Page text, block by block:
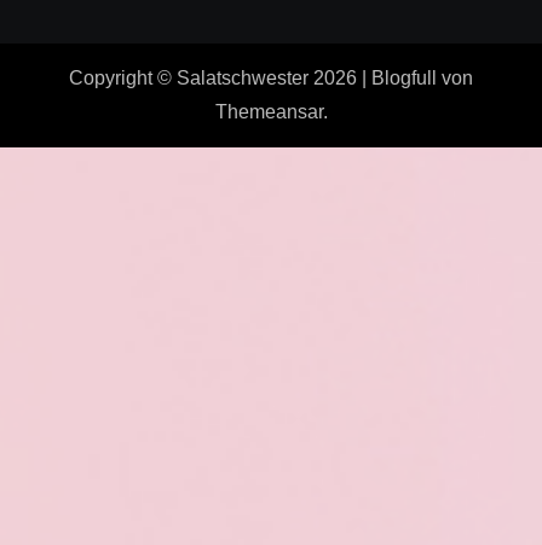
Copyright © Salatschwester 2026 Blogfull
von
Themeansar.